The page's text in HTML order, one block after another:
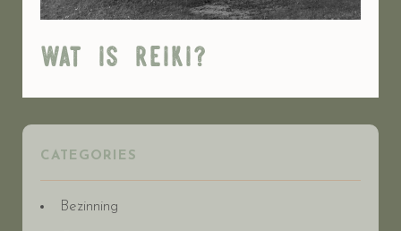
wat is reiki?
CATEGORIES
Bezinning